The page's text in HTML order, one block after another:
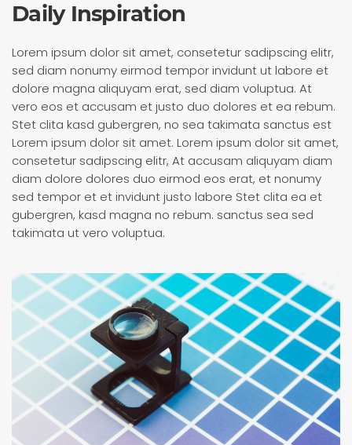
Daily Inspiration
Lorem ipsum dolor sit amet, consetetur sadipscing elitr,
sed diam nonumy eirmod tempor invidunt ut labore et
dolore magna aliquyam erat, sed diam voluptua. At
vero eos et accusam et justo duo dolores et ea rebum.
Stet clita kasd gubergren, no sea takimata sanctus est
Lorem ipsum dolor sit amet. Lorem ipsum dolor sit amet,
consetetur sadipscing elitr, At accusam aliquyam diam
diam dolore dolores duo eirmod eos erat, et nonumy
sed tempor et et invidunt justo labore Stet clita ea et
gubergren, kasd magna no rebum. sanctus sea sed
takimata ut vero voluptua.